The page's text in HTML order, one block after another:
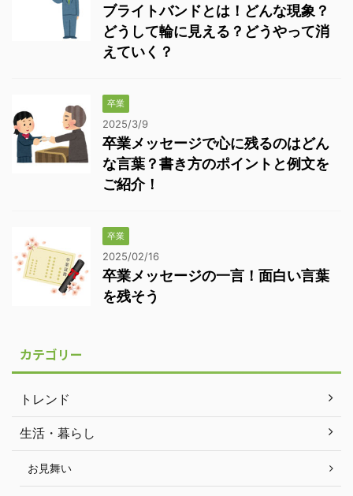
ブライトバンドとは！どんな現象？
どうして輪に見える？どうやって消
えていく？
卒業
2025/3/9
卒業メッセージで心に残るのはどん
な言葉？書き方のポイントと例文を
ご紹介！
卒業
2025/02/16
卒業メッセージの一言！面白い言葉
を残そう
カテゴリー
トレンド
生活・暮らし
お見舞い